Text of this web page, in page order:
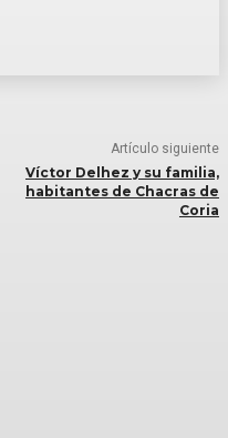
Artículo siguiente
Víctor Delhez y su familia,
habitantes de Chacras de
Coria